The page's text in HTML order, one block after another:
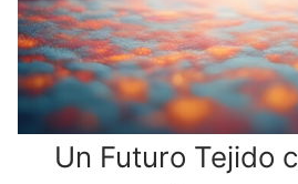
Un Futuro Tejido